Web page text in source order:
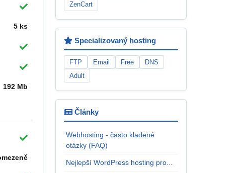
5 ks
192 Mb
ZenCart
Specializovaný hosting
FTP Email Free
DNS
Adult
Články
Webhosting - často kladené
otázky (FAQ)
Nejlepší WordPress hosting pro...